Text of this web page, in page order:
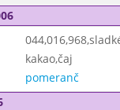
kakao,čaj
pomeranč